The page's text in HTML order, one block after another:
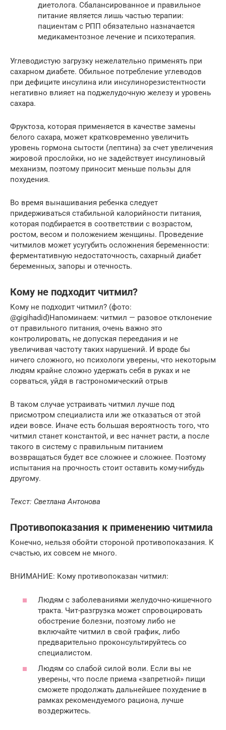
диетолога. Сбалансированное и правильное
питание является лишь частью терапии:
пациентам с РПП обязательно назначается
медикаментозное лечение и психотерапия.
Углеводистую загрузку нежелательно применять при
сахарном диабете. Обильное потребление углеводов
при дефиците инсулина или инсулинорезистентности
негативно влияет на поджелудочную железу и уровень
сахара.
Фруктоза, которая применяется в качестве замены
белого сахара, может кратковременно увеличить
уровень гормона сытости (лептина) за счет увеличения
жировой прослойки, но не задействует инсулиновый
механизм, поэтому приносит меньше пользы для
похудения.
Во время вынашивания ребенка следует
придерживаться стабильной калорийности питания,
которая подбирается в соответствии с возрастом,
ростом, весом и положением женщины. Проведение
читмилов может усугубить осложнения беременности:
ферментативную недостаточность, сахарный диабет
беременных, запоры и отечность.
Кому не подходит читмил?
Кому не подходит читмил? (фото:
@gigihadid)Напоминаем: читмил — разовое отклонение
от правильного питания, очень важно это
контролировать, не допуская переедания и не
увеличивая частоту таких нарушений. И вроде бы
ничего сложного, но психологи уверены, что некоторым
людям крайне сложно удержать себя в руках и не
сорваться, уйдя в гастрономический отрыв
В таком случае устраивать читмил лучше под
присмотром специалиста или же отказаться от этой
идеи вовсе. Иначе есть большая вероятность того, что
читмил станет константой, и вес начнет расти, а после
такого в систему с правильным питанием
возвращаться будет все сложнее и сложнее. Поэтому
испытания на прочность стоит оставить кому-нибудь
другому.
Текст: Светлана Антонова
Противопоказания к применению читмила
Конечно, нельзя обойти стороной противопоказания. К
счастью, их совсем не много.
ВНИМАНИЕ: Кому противопоказан читмил:
Людям с заболеваниями желудочно-кишечного
тракта. Чит-разгрузка может спровоцировать
обострение болезни, поэтому либо не
включайте читмил в свой график, либо
предварительно проконсультируйтесь со
специалистом.
Людям со слабой силой воли. Если вы не
уверены, что после приема «запретной» пищи
сможете продолжать дальнейшее похудение в
рамках рекомендуемого рациона, лучше
воздержитесь.